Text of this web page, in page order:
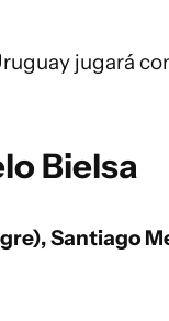
jugará
Bielsa
Santiago